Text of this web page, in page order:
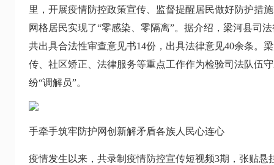
里，开展疫情防控政策宣传、监督提醒居民做好防护措
网格居民实现了“零感染、零隔离”。据介绍，梁河县司
共出具合法性审查意见书14份，出具法律意见40余条。
传、社区矫正、法律服务等重点工作作为检验司法队伍
纷“调解员”。
手牵手筑牢防护网创新解矛盾各族人民心连心
疫情发生以来，共录制疫情防控宣传短视频3期，张贴